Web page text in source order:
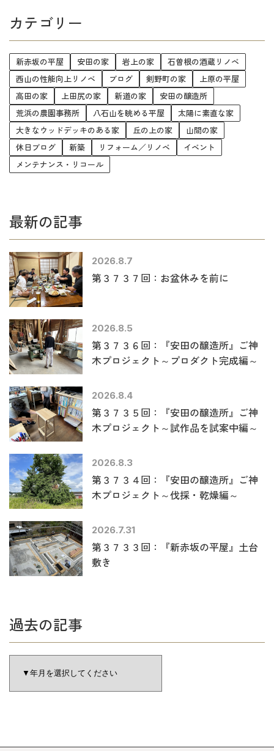
カテゴリー
新赤坂の平屋 安田の家 岩上の家
石曽根の酒蔵リノベ
西山の性能向上リノベ
ブログ 剣野町の家
上原の平屋
高田の家
上田尻の家 新道の家
安田の醸造所
荒浜の農園事務所
八石山を眺める平屋
太陽に素直な家
大きなウッドデッキのある家
丘の上の家
山間の家
休日ブログ
新築 リフォーム／リノベ
イベント
メンテナンス・リコール
最新の記事
2026.8.7
第３７３７回：お盆休みを前に
2026.8.5
第３７３６回：『安田の醸造所』ご神
木プロジェクト～プロダクト完成編～
2026.8.4
第３７３５回：『安田の醸造所』ご神
木プロジェクト～試作品を試案中編～
2026.8.3
第３７３４回：『安田の醸造所』ご神
木プロジェクト～伐採・乾燥編～
2026.7.31
第３７３３回：『新赤坂の平屋』土台
敷き
過去の記事